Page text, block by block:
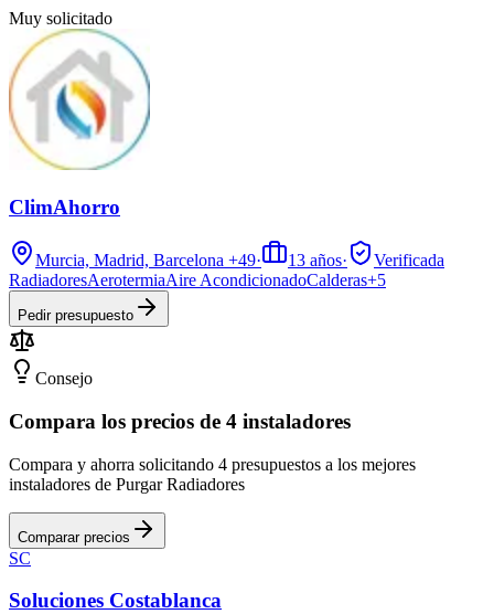
Muy solicitado
ClimAhorro
Murcia, Madrid, Barcelona +49· 13 años·
Verificada
RadiadoresAerotermiaAire AcondicionadoCalderas+5
Pedir presupuesto
Consejo
Compara los precios de 4 instaladores
Compara y ahorra solicitando 4 presupuestos a los mejores
instaladores de Purgar Radiadores
Comparar precios
SC
Soluciones Costablanca